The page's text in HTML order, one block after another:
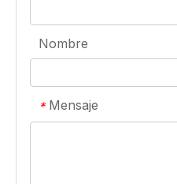
Nombre
* Mensaje